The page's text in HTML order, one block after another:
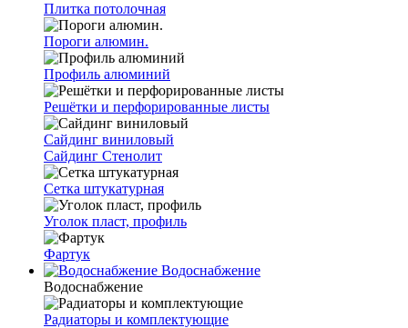
Плитка потолочная
Пороги алюмин.
Профиль алюминий
Решётки и перфорированные листы
Сайдинг виниловый
Сайдинг Стенолит
Сетка штукатурная
Уголок пласт, профиль
Фартук
Водоснабжение
Водоснабжение
Радиаторы и комплектующие